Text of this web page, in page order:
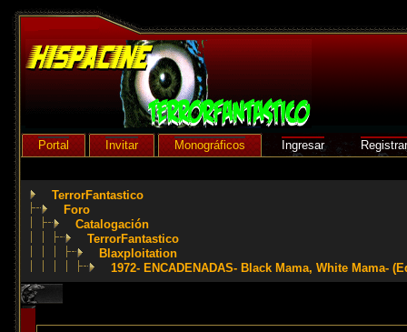
Portal Invitar Monográficos Ingresar
TerrorFantastico
Foro
Catalogación
TerrorFantastico
Blaxploitation
1972- ENCADENADAS- Black Mama, White Mama-